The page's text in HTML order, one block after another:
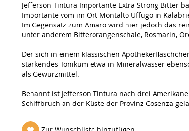
Jefferson Tintura Importante Extra Strong Bitter
Importante vom im Ort Montalto Uffugo in
Im Gegensatz zum Amaro wird hier jedoch das
unter anderem Bitterorangenschale, Rosmarin,
Der sich in einem klassischen
stärkendes Tonikum etwa in Mineralwasser
als Gewürzmittel.
Benannt ist Jefferson Tintura nach drei
Schiffbruch an der Küste der Provinz Cosenza